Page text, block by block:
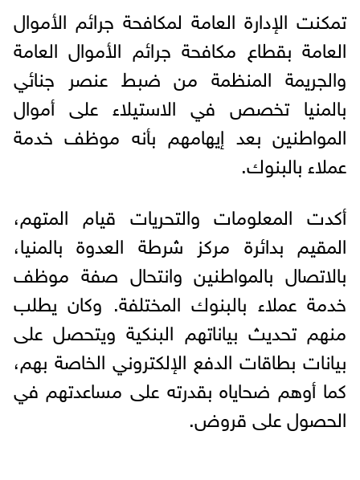
تمكنت الإدارة العامة لمكافحة جرائم الأموال
العامة بقطاع مكافحة جرائم الأموال العامة
والجريمة المنظمة من ضبط عنصر جنائي
بالمنيا تخصص في الاستيلاء على أموال
المواطنين بعد إيهامهم بأنه موظف خدمة
عملاء بالبنوك.
أكدت المعلومات والتحريات قيام المتهم،
المقيم بدائرة مركز شرطة العدوة بالمنيا،
بالاتصال بالمواطنين وانتحال صفة موظف
خدمة عملاء بالبنوك المختلفة. وكان يطلب
منهم تحديث بياناتهم البنكية ويتحصل على
بيانات بطاقات الدفع الإلكتروني الخاصة بهم،
كما أوهم ضحاياه بقدرته على مساعدتهم في
الحصول على قروض.